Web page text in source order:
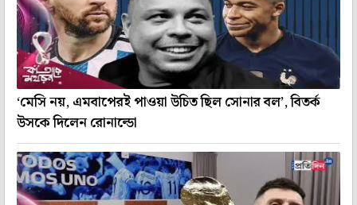
‘মেসি নয়, এমবাপেরই পাওয়া উচিত ছিল সোনার বল’, বিতর্ক
উসকে দিলেন রোনাল্ডো